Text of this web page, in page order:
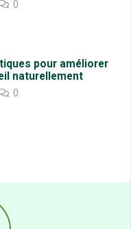
du plus grand nombre
de légumes du genre
diverses maladies
semble avoir la
cibler les cellules mutées,
grâce à ses
tout en encourageant la
préoccupations dans le
qui résulte souvent du
la perte d’élasticité des
protecteurs sur le
antioxydantes, l’un de ses
à activer la production
0
pour améliorer
naturellement
0